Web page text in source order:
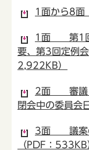
1面から8面
1面 第1回
要、第3回定例
2,922KB）
2面 審議し
閉会中の委員会
3面 議案の
（PDF：533KB